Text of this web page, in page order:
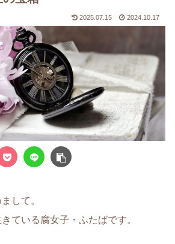
2025.07.15 2024.10.17
して。
ている腐女子・ふたばです。